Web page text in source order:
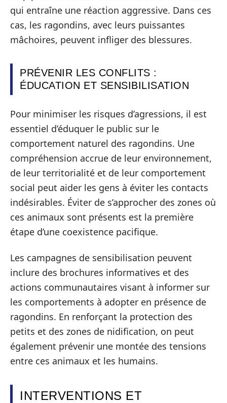
qui entraîne une réaction aggressive. Dans ces
cas, les ragondins, avec leurs puissantes
mâchoires, peuvent infliger des blessures.
PRÉVENIR LES CONFLITS :
ÉDUCATION ET SENSIBILISATION
Pour minimiser les risques d’agressions, il est
essentiel d’éduquer le public sur le
comportement naturel des ragondins. Une
compréhension accrue de leur environnement,
de leur territorialité et de leur comportement
social peut aider les gens à éviter les contacts
indésirables. Éviter de s’approcher des zones où
ces animaux sont présents est la première
étape d’une coexistence pacifique.
Les campagnes de sensibilisation peuvent
inclure des brochures informatives et des
actions communautaires visant à informer sur
les comportements à adopter en présence de
ragondins. En renforçant la protection des
petits et des zones de nidification, on peut
également prévenir une montée des tensions
entre ces animaux et les humains.
INTERVENTIONS ET